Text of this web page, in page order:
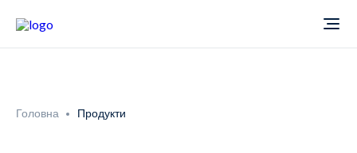
Новини
Головна Продукти